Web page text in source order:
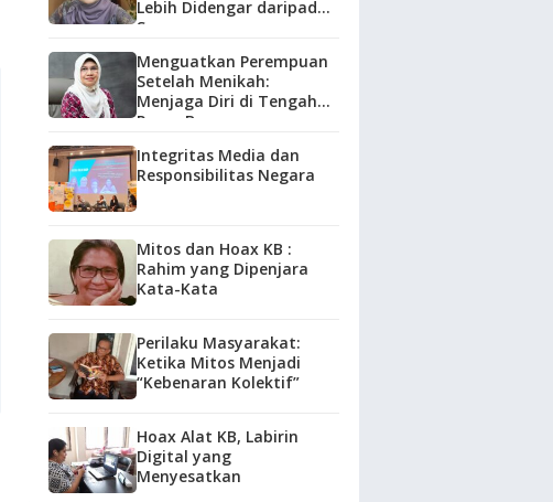
Lebih Didengar daripada
Suara
Menguatkan Perempuan
Setelah Menikah:
Menjaga Diri di Tengah
Peran Baru
Integritas Media dan
Responsibilitas Negara
Mitos dan Hoax KB :
Rahim yang Dipenjara
Kata-Kata
Perilaku Masyarakat:
Ketika Mitos Menjadi
“Kebenaran Kolektif”
Hoax Alat KB, Labirin
Digital yang
Menyesatkan